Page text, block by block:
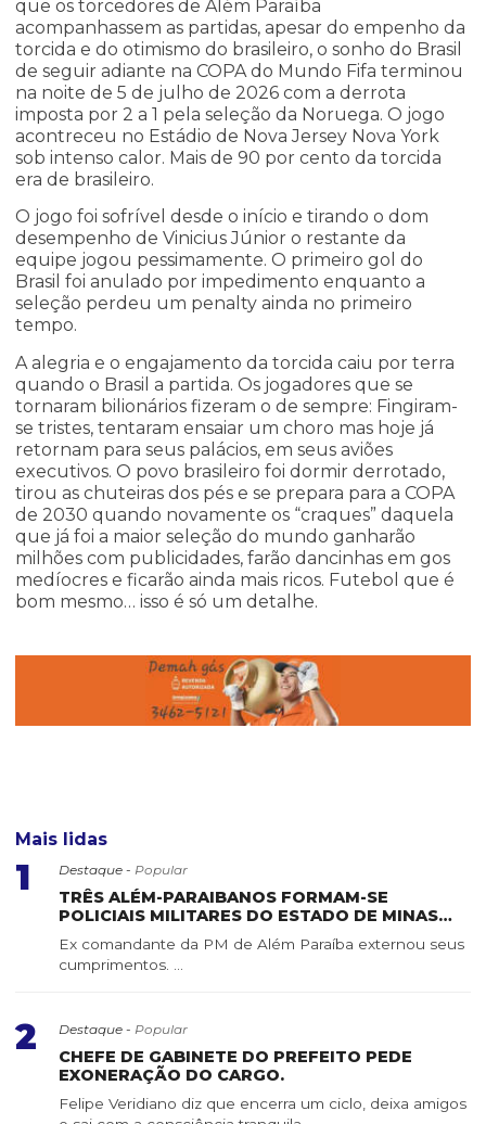
Mais lidas
1 Destaque - Popular
TRÊS ALÉM-PARAIBANOS FORMAM-SE
POLICIAIS MILITARES DO ESTADO DE MINAS
Ex comandante da PM de Além Paraíba externou seus
cumprimentos. ...
2 Destaque - Popular
CHEFE DE GABINETE DO PREFEITO PEDE
EXONERAÇÃO DO CARGO.
Felipe Veridiano diz que encerra um ciclo, deixa amigos
que os torcedores de Além Paraíba
acompanhassem as partidas, apesar do empenho da
torcida e do otimismo do brasileiro, o sonho do Brasil
de seguir adiante na COPA do Mundo Fifa terminou
na noite de 5 de julho de 2026 com a derrota
imposta por 2 a 1 pela seleção da Noruega. O jogo
acontreceu no Estádio de Nova Jersey Nova York
sob intenso calor. Mais de 90 por cento da torcida
era de brasileiro.
O jogo foi sofrível desde o início e tirando o dom
desempenho de Vinicius Júnior o restante da
equipe jogou pessimamente. O primeiro gol do
Brasil foi anulado por impedimento enquanto a
seleção perdeu um penalty ainda no primeiro
tempo.
A alegria e o engajamento da torcida caiu por terra
quando o Brasil a partida. Os jogadores que se
tornaram bilionários fizeram o de sempre: Fingiram-
se tristes, tentaram ensaiar um choro mas hoje já
retornam para seus palácios, em seus aviões
executivos. O povo brasileiro foi dormir derrotado,
tirou as chuteiras dos pés e se prepara para a COPA
de 2030 quando novamente os “craques” daquela
que já foi a maior seleção do mundo ganharão
milhões com publicidades, farão dancinhas em gos
medíocres e ficarão ainda mais ricos. Futebol que é
bom mesmo… isso é só um detalhe.